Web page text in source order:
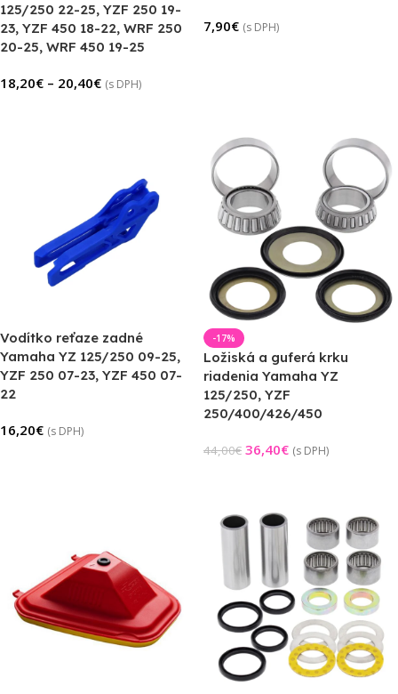
125/250 22-25, YZF 250 19-
23, YZF 450 18-22, WRF 250
20-25, WRF 450 19-25
18,20€ – 20,40€ (s DPH)
7,90€ (s DPH)
Vodítko reťaze zadné
Yamaha YZ 125/250 09-25,
YZF 250 07-23, YZF 450 07-
22
16,20€ (s DPH)
-17%
Ložiská a guferá krku
riadenia Yamaha YZ
125/250, YZF
250/400/426/450
44,00€ 36,40€ (s DPH)